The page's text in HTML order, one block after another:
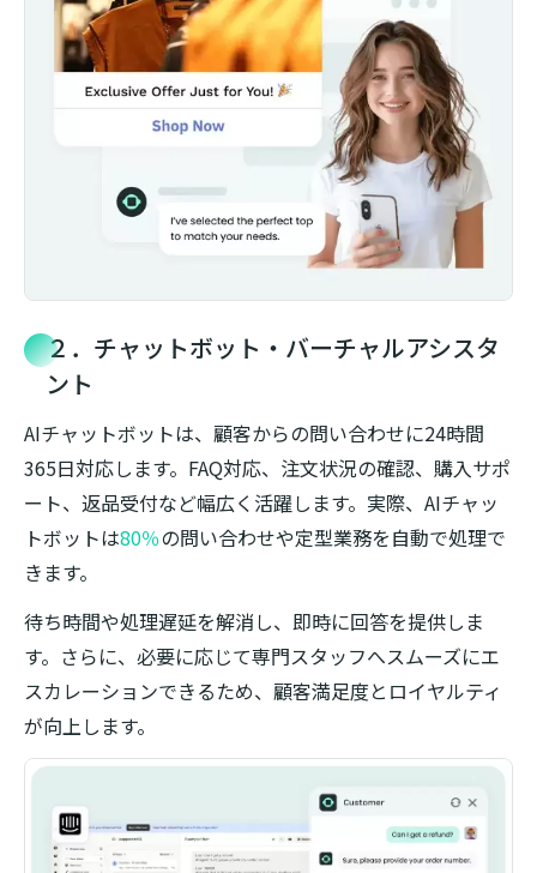
２．チャットボット・バーチャルアシスタ
ント
AIチャットボットは、顧客からの問い合わせに24時間
365日対応します。FAQ対応、注文状況の確認、購入サポ
ート、返品受付など幅広く活躍します。実際、AIチャッ
トボットは80％の問い合わせや定型業務を自動で処理で
きます。
待ち時間や処理遅延を解消し、即時に回答を提供しま
す。さらに、必要に応じて専門スタッフへスムーズにエ
スカレーションできるため、顧客満足度とロイヤルティ
が向上します。